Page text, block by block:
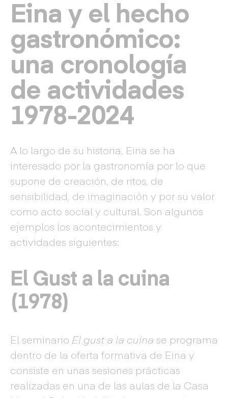
Eina y el hecho
gastronómico:
una cronología
de actividades
1978-2024
A lo largo de su historia, Eina se ha
interesado por la gastronomía por lo que
supone de creación, de ritos, de
sensibilidad, de imaginación y por su valor
como acto social y cultural. Son algunos
ejemplos los acontecimientos y
actividades siguientes:
El Gust a la cuina
(1978)
El seminario El gust a la cuina se programa
dentro de la oferta formativa de Eina y
consiste en unas sesiones prácticas
realizadas en una de las aulas de la Casa